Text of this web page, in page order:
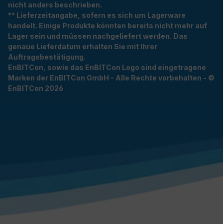
nicht anders beschrieben.
** Lieferzeitangabe, sofern es sich um Lagerware
handelt. Einige Produkte könnten bereits nicht mehr auf
Lager sein und müssen nachgeliefert werden. Das
genaue Lieferdatum erhalten Sie mit Ihrer
Auftragsbestätigung.
EnBITCon, sowie das EnBITCon Logo sind eingetragene
Marken der EnBITCon GmbH - Alle Rechte vorbehalten - ©
EnBITCon 2026